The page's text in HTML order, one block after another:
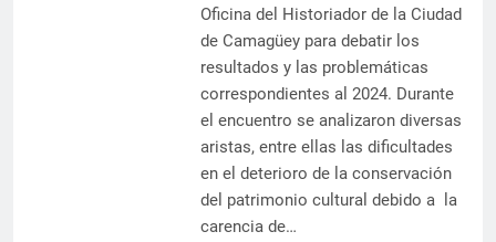
Oficina del Historiador de la Ciudad
de Camagüey para debatir los
resultados y las problemáticas
correspondientes al 2024. Durante
el encuentro se analizaron diversas
aristas, entre ellas las dificultades
en el deterioro de la conservación
del patrimonio cultural debido a la
carencia de…